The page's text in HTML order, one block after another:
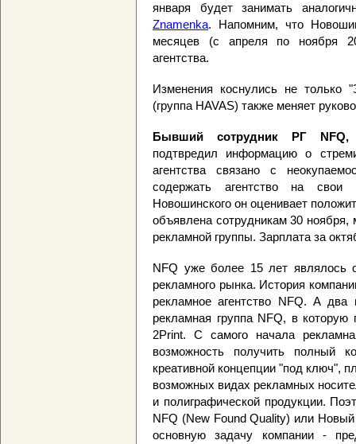
января будет занимать
Znamenka. Напомним, что
месяцев (с апреля по ноября
агентства.
Изменения коснулись не только
(группа HAVAS) также меняет
Бывший сотрудник РГ NFQ,
подтвредил информацию о
агентства связано с
содержать агентство на свои
Новошинского он оценивает
объявлена сотрудникам 30
рекламной группы. Зарплата за
NFQ уже более 15 лет являлось
рекламного рынка. История
рекламное агентство NFQ. А два
рекламная группа NFQ, в
2Print. С самого начала
возможность получить полный
креативной концепции "под ключ",
возможных видах рекламных
и полиграфической продукции.
NFQ (New Found Quality) или Новый
основную задачу компании -